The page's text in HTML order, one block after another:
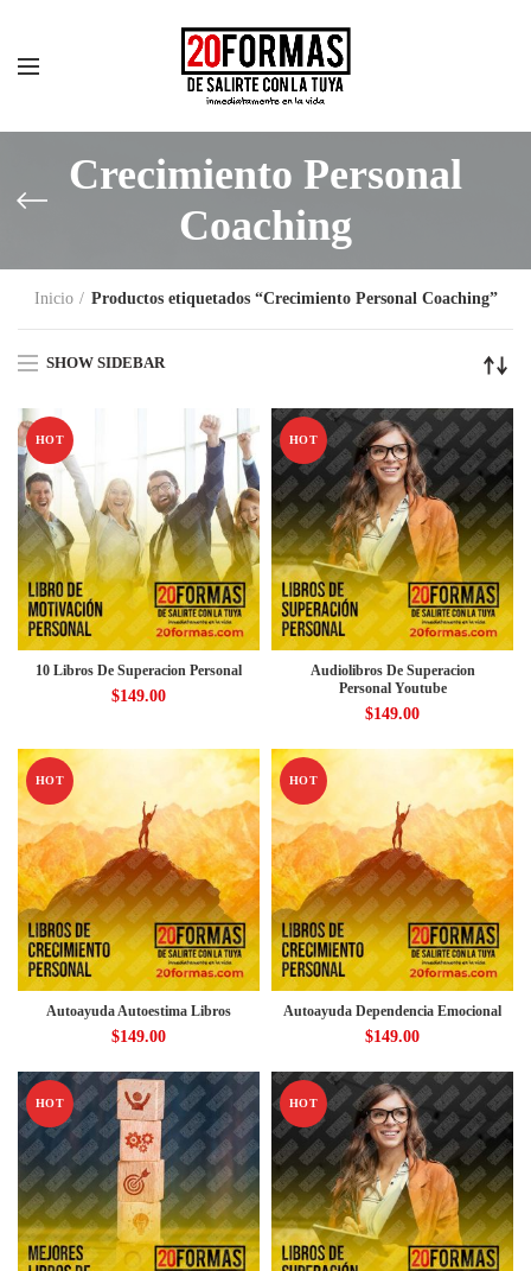
Crecimiento Personal
Coaching
Inicio Productos etiquetados “Crecimiento Personal Coaching”
SHOW SIDEBAR
HOT
10 Libros De Superacion Personal
$149.00
HOT
Audiolibros De Superacion
Personal Youtube
$149.00
HOT
Autoayuda Autoestima Libros
$149.00
HOT
Autoayuda Dependencia Emocional
$149.00
HOT HOT